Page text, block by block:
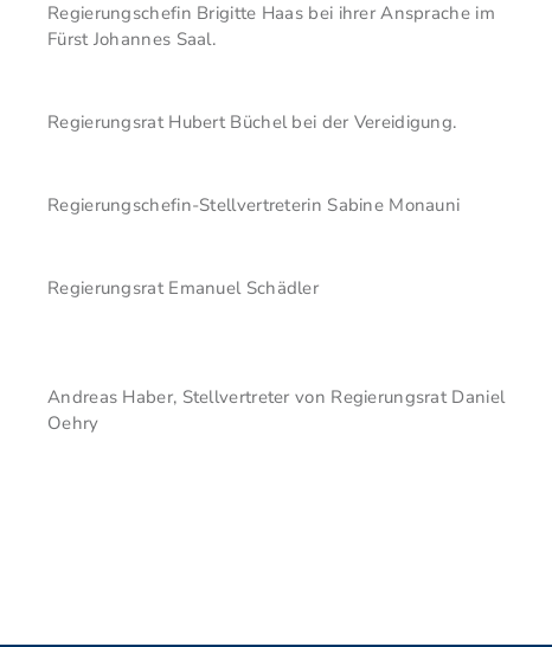
Regierungschefin Brigitte Haas bei ihrer Ansprache im
Fürst Johannes Saal.
Regierungsrat Hubert Büchel bei der Vereidigung.
Regierungschefin-Stellvertreterin Sabine Monauni
Regierungsrat Emanuel Schädler
Andreas Haber, Stellvertreter von Regierungsrat Daniel
Oehry